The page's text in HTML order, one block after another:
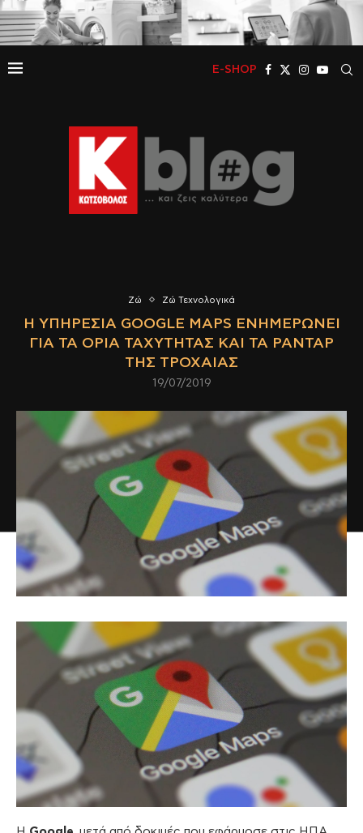
E-SHOP
Ζώ Ζώ Τεχνολογικά
Η ΥΠΗΡΕΣΊΑ GOOGLE MAPS ΕΝΗΜΕΡΏΝΕΙ
ΓΙΑ ΤΑ ΌΡΙΑ ΤΑΧΎΤΗΤΑΣ ΚΑΙ ΤΑ ΡΑΝΤΆΡ
ΤΗΣ ΤΡΟΧΑΊΑΣ
19/07/2019